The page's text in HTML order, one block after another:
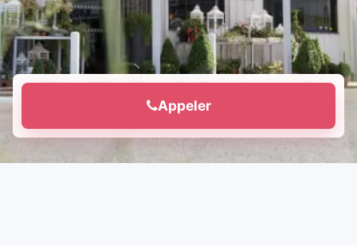
Appeler